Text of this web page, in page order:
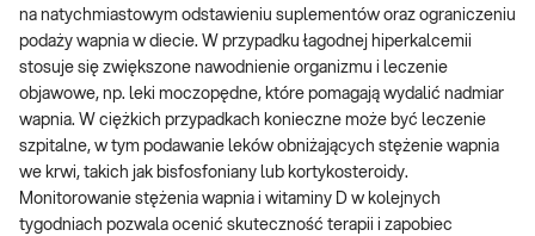
na natychmiastowym odstawieniu suplementów oraz ograniczeniu
podaży wapnia w diecie. W przypadku łagodnej hiperkalcemii
stosuje się zwiększone nawodnienie organizmu i leczenie
objawowe, np. leki moczopędne, które pomagają wydalić nadmiar
wapnia. W ciężkich przypadkach konieczne może być leczenie
szpitalne, w tym podawanie leków obniżających stężenie wapnia
we krwi, takich jak bisfosfoniany lub kortykosteroidy.
Monitorowanie stężenia wapnia i witaminy D w kolejnych
tygodniach pozwala ocenić skuteczność terapii i zapobiec